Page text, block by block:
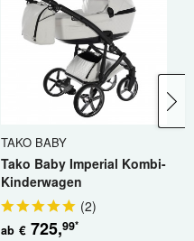
TAKO BABY
Tako Baby Imperial Kombi-
Kinderwagen
(2)
ab € 725,99*